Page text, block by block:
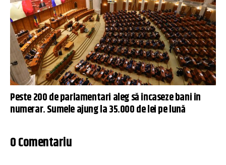
Peste 200 de parlamentari aleg să încaseze bani în
numerar. Sumele ajung la 35.000 de lei pe lună
0 Comentariu